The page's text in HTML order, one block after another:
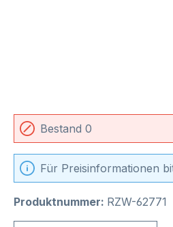
Bestand 0
Für Preisinformationen
Produktnummer: RZW-62771